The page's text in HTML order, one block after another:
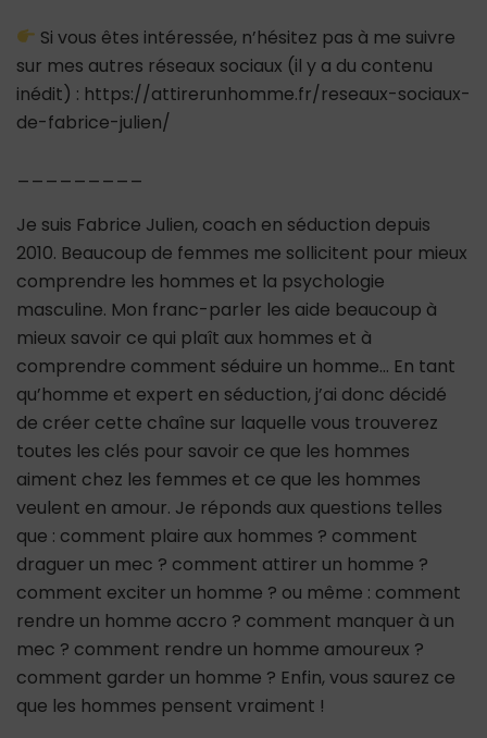
Si vous êtes intéressée, n’hésitez pas à me suivre
sur mes autres réseaux sociaux (il y a du contenu
inédit) : https://attirerunhomme.fr/reseaux-sociaux-
de-fabrice-julien/
Je suis Fabrice Julien, coach en séduction depuis
2010. Beaucoup de femmes me sollicitent pour mieux
comprendre les hommes et la psychologie
masculine. Mon franc-parler les aide beaucoup à
mieux savoir ce qui plaît aux hommes et à
comprendre comment séduire un homme… En tant
qu’homme et expert en séduction, j’ai donc décidé
de créer cette chaîne sur laquelle vous trouverez
toutes les clés pour savoir ce que les hommes
aiment chez les femmes et ce que les hommes
veulent en amour. Je réponds aux questions telles
que : comment plaire aux hommes ? comment
draguer un mec ? comment attirer un homme ?
comment exciter un homme ? ou même : comment
rendre un homme accro ? comment manquer à un
mec ? comment rendre un homme amoureux ?
comment garder un homme ? Enfin, vous saurez ce
que les hommes pensent vraiment !